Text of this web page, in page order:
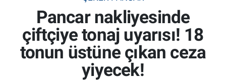
Pancar nakliyesinde
çiftçiye tonaj uyarısı! 18
tonun üstüne çıkan ceza
yiyecek!
Tarımsal Destekler
Tarım Bakanlığı
Tüm Manşetler
Son Dakika Haberleri